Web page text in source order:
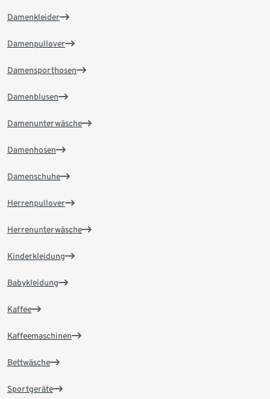
Damenkleider
Damenpullover
Damensporthosen
Damenblusen
Damenunterwäsche
Damenhosen
Damenschuhe
Herrenpullover
Herrenunterwäsche
Kinderkleidung
Babykleidung
Kaffee
Kaffeemaschinen
Bettwäsche
Sportgeräte